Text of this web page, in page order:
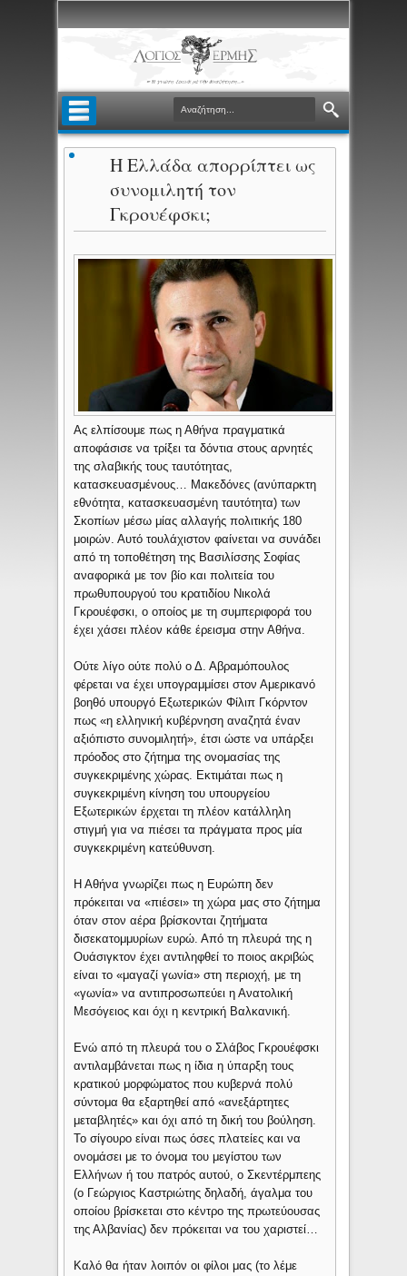
Η Ελλάδα απορρίπτει ως
συνομιλητή τον
Γκρουέφσκι;
Ας ελπίσουμε πως η Αθήνα πραγματικά
αποφάσισε να τρίξει τα δόντια στους αρνητές
της σλαβικής τους ταυτότητας,
κατασκευασμένους… Μακεδόνες (ανύπαρκτη
εθνότητα, κατασκευασμένη ταυτότητα) των
Σκοπίων μέσω μίας αλλαγής πολιτικής 180
μοιρών. Αυτό τουλάχιστον φαίνεται να συνάδει
από τη τοποθέτηση της Βασιλίσσης Σοφίας
αναφορικά με τον βίο και πολιτεία του
πρωθυπουργού του κρατιδίου Νικολά
Γκρουέφσκι, ο οποίος με τη συμπεριφορά του
έχει χάσει πλέον κάθε έρεισμα στην Αθήνα.
Ούτε λίγο ούτε πολύ ο Δ. Αβραμόπουλος
φέρεται να έχει υπογραμμίσει στον Αμερικανό
βοηθό υπουργό Εξωτερικών Φίλιπ Γκόρντον
πως «η ελληνική κυβέρνηση αναζητά έναν
αξιόπιστο συνομιλητή», έτσι ώστε να υπάρξει
πρόοδος στο ζήτημα της ονομασίας της
συγκεκριμένης χώρας. Εκτιμάται πως η
συγκεκριμένη κίνηση του υπουργείου
Εξωτερικών έρχεται τη πλέον κατάλληλη
στιγμή για να πιέσει τα πράγματα προς μία
συγκεκριμένη κατεύθυνση.
Η Αθήνα γνωρίζει πως η Ευρώπη δεν
πρόκειται να «πιέσει» τη χώρα μας στο ζήτημα
όταν στον αέρα βρίσκονται ζητήματα
δισεκατομμυρίων ευρώ. Από τη πλευρά της η
Ουάσιγκτον έχει αντιληφθεί το ποιος ακριβώς
είναι το «μαγαζί γωνία» στη περιοχή, με τη
«γωνία» να αντιπροσωπεύει η Ανατολική
Μεσόγειος και όχι η κεντρική Βαλκανική.
Ενώ από τη πλευρά του ο Σλάβος Γκρουέφσκι
αντιλαμβάνεται πως η ίδια η ύπαρξη τους
κρατικού μορφώματος που κυβερνά πολύ
σύντομα θα εξαρτηθεί από «ανεξάρτητες
μεταβλητές» και όχι από τη δική του βούληση.
Το σίγουρο είναι πως όσες πλατείες και να
ονομάσει με το όνομα του μεγίστου των
Ελλήνων ή του πατρός αυτού, ο Σκεντέρμπεης
(ο Γεώργιος Καστριώτης δηλαδή, άγαλμα του
οποίου βρίσκεται στο κέντρο της πρωτεύουσας
της Αλβανίας) δεν πρόκειται να του χαριστεί…
Καλό θα ήταν λοιπόν οι φίλοι μας (το λέμε